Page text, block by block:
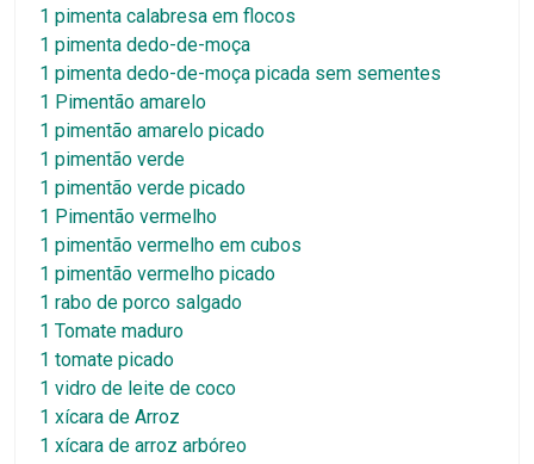
1 pimenta calabresa em flocos
1 pimenta dedo-de-moça
1 pimenta dedo-de-moça picada sem sementes
1 Pimentão amarelo
1 pimentão amarelo picado
1 pimentão verde
1 pimentão verde picado
1 Pimentão vermelho
1 pimentão vermelho em cubos
1 pimentão vermelho picado
1 rabo de porco salgado
1 Tomate maduro
1 tomate picado
1 vidro de leite de coco
1 xícara de Arroz
1 xícara de arroz arbóreo